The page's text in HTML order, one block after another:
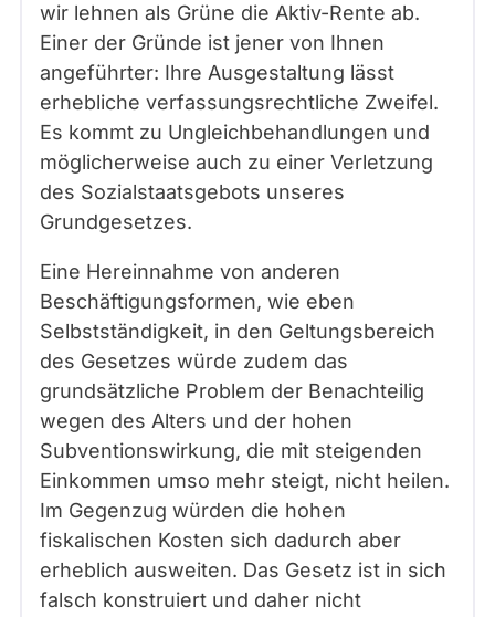
wir lehnen als Grüne die Aktiv-Rente ab.
Einer der Gründe ist jener von Ihnen
angeführter: Ihre Ausgestaltung lässt
erhebliche verfassungsrechtliche Zweifel.
Es kommt zu Ungleichbehandlungen und
möglicherweise auch zu einer Verletzung
des Sozialstaatsgebots unseres
Grundgesetzes.
Eine Hereinnahme von anderen
Beschäftigungsformen, wie eben
Selbstständigkeit, in den Geltungsbereich
des Gesetzes würde zudem das
grundsätzliche Problem der Benachteilig
wegen des Alters und der hohen
Subventionswirkung, die mit steigenden
Einkommen umso mehr steigt, nicht heilen.
Im Gegenzug würden die hohen
fiskalischen Kosten sich dadurch aber
erheblich ausweiten. Das Gesetz ist in sich
falsch konstruiert und daher nicht